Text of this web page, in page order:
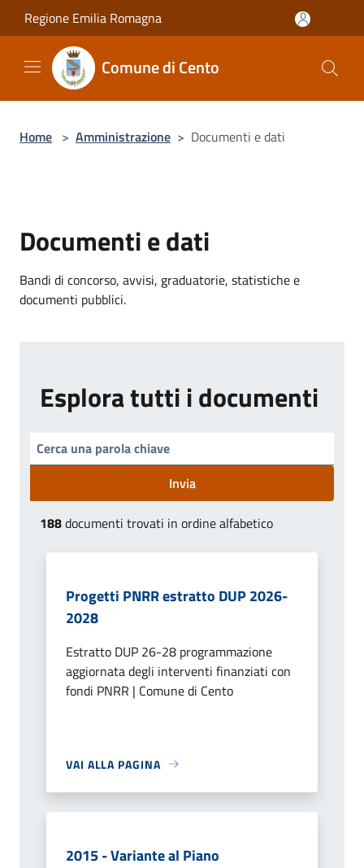
Salta al contenuto principale
Regione Emilia Romagna
Comune di Cento
Home > Amministrazione > Documenti e dati
Documenti e dati
Bandi di concorso, avvisi, graduatorie, statistiche e
documenti pubblici.
Esplora tutti i documenti
Invia
188documenti trovati in ordine alfabetico
Progetti PNRR estratto DUP 2026-
2028
Estratto DUP 26-28 programmazione
aggiornata degli interventi finanziati con
fondi PNRR | Comune di Cento
VAI ALLA PAGINA
2015 - Variante al Piano